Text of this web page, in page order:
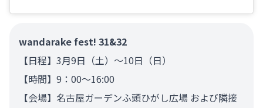
wandarake fest! 31&32
【日程】3月9日（土）～10日（日）
【時間】9：00～16:00
【会場】名古屋ガーデンふ頭ひがし広場 および隣接